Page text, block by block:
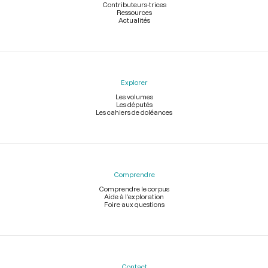
Contributeurs-trices
Ressources
Actualités
Explorer
Les volumes
Les députés
Les cahiers de doléances
Comprendre
Comprendre le corpus
Aide à l'exploration
Foire aux questions